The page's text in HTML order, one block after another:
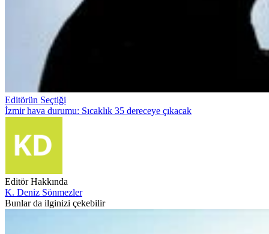
Editörün Seçtiği
İzmir hava durumu: Sıcaklık 35 dereceye çıkacak
Editör Hakkında
K. Deniz Sönmezler
Bunlar da ilginizi çekebilir